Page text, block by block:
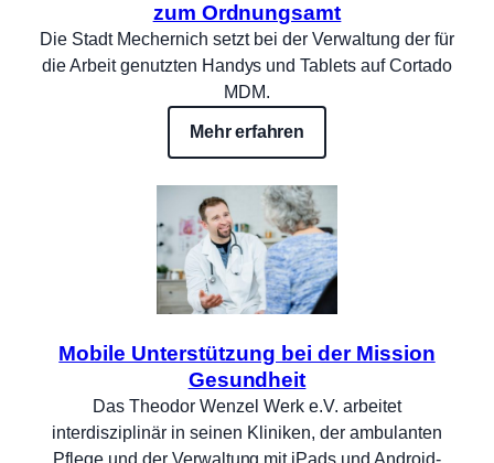
zum Ordnungsamt
Die Stadt Mechernich setzt bei der Verwaltung der für
die Arbeit genutzten Handys und Tablets auf Cortado
MDM.
Mehr erfahren
Mobile Unterstützung bei der Mission
Gesundheit
Das Theodor Wenzel Werk e.V. arbeitet
interdisziplinär in seinen Kliniken, der ambulanten